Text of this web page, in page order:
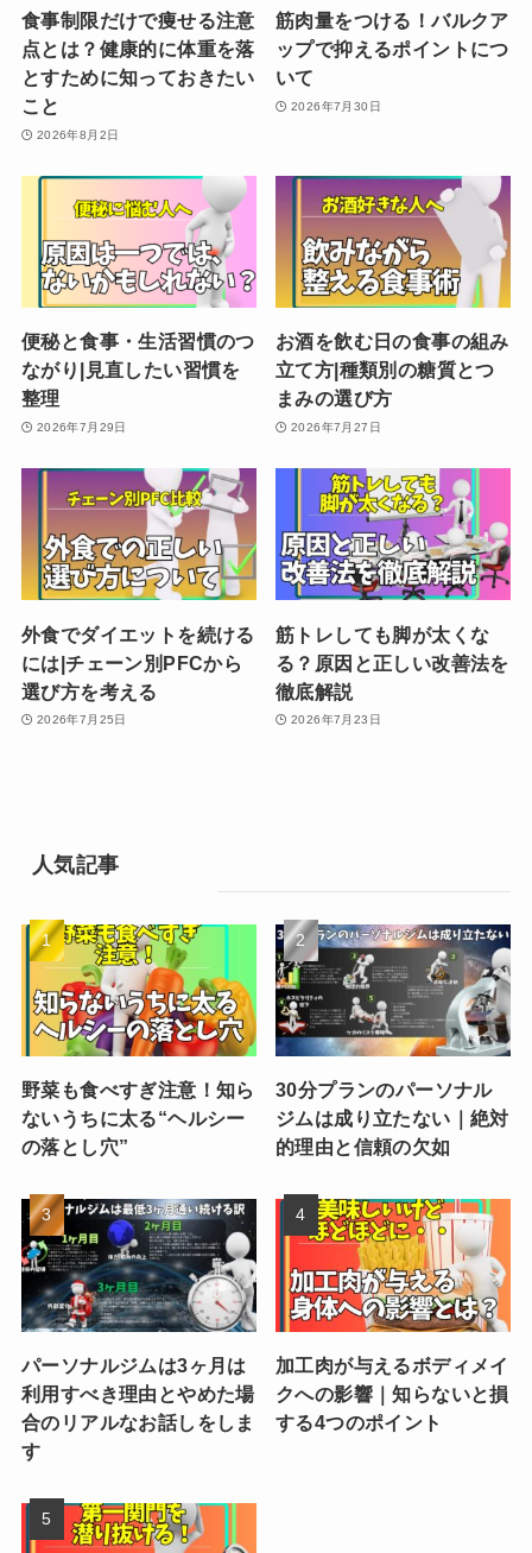
食事制限だけで痩せる注意
点とは？健康的に体重を落
とすために知っておきたい
こと
2026年8月2日
筋肉量をつける！バルクア
ップで抑えるポイントにつ
いて
2026年7月30日
便秘と食事・生活習慣のつ
ながり|見直したい習慣を
整理
2026年7月29日
お酒を飲む日の食事の組み
立て方|種類別の糖質とつ
まみの選び方
2026年7月27日
外食でダイエットを続ける
には|チェーン別PFCから
選び方を考える
2026年7月25日
筋トレしても脚が太くな
る？原因と正しい改善法を
徹底解説
2026年7月23日
人気記事
野菜も食べすぎ注意！知ら
ないうちに太る“ヘルシー
の落とし穴”
30分プランのパーソナル
ジムは成り立たない｜絶対
的理由と信頼の欠如
パーソナルジムは3ヶ月は
利用すべき理由とやめた場
合のリアルなお話しをしま
す
加工肉が与えるボディメイ
クへの影響｜知らないと損
する4つのポイント